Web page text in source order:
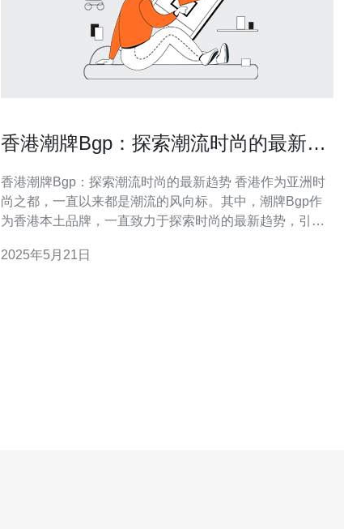
香港潮牌Bgp：探索潮流时尚的最新趋
香港潮牌Bgp：探索潮流时尚的最新趋势 香港作为亚洲时
尚之都，一直以来都是潮流的风向标。其中，潮牌Bgp作
为香港本土品牌，一直致力于探索时尚的最新趋势，引领
尚、潮流、个性”的设计理念，致力于为年轻人带来更多创
2025年5月21日